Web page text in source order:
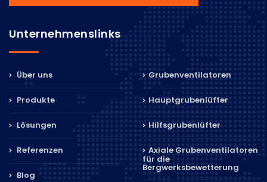
Unternehmenslinks
Über uns
Produkte
Lösungen
Referenzen
Blog
Grubenventilatoren
Hauptgrubenlüfter
Hilfsgrubenlüfter
Axiale Grubenventilatoren
für die
Bergwerksbewetterung